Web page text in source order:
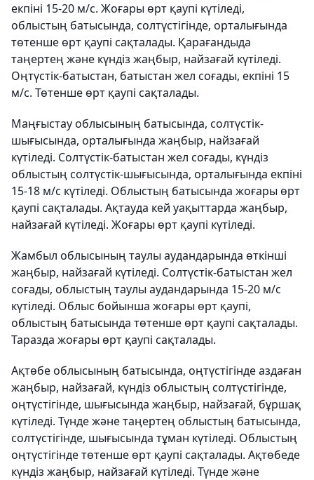
екпіні 15-20 м/с. Жоғары өрт қаупі күтіледі,
облыстың батысында, солтүстігінде, орталығында
төтенше өрт қаупі сақталады. Қарағандыда
таңертең және күндіз жаңбыр, найзағай күтіледі.
Оңтүстік-батыстан, батыстан жел соғады, екпіні 15
м/с. Төтенше өрт қаупі сақталады.
Маңғыстау облысының батысында, солтүстік-
шығысында, орталығында жаңбыр, найзағай
күтіледі. Солтүстік-батыстан жел соғады, күндіз
облыстың солтүстік-шығысында, орталығында екпіні
15-18 м/с күтіледі. Облыстың батысында жоғары өрт
қаупі сақталады. Ақтауда кей уақыттарда жаңбыр,
найзағай күтіледі. Жоғары өрт қаупі күтіледі.
Жамбыл облысының таулы аудандарында өткінші
жаңбыр, найзағай күтіледі. Солтүстік-батыстан жел
соғады, облыстың таулы аудандарында 15-20 м/с
күтіледі. Облыс бойынша жоғары өрт қаупі,
облыстың батысында төтенше өрт қаупі сақталады.
Таразда жоғары өрт қаупі сақталады.
Ақтөбе облысының батысында, оңтүстігінде аздаған
жаңбыр, найзағай, күндіз облыстың солтүстігінде,
оңтүстігінде, шығысында жаңбыр, найзағай, бұршақ
күтіледі. Түнде және таңертең облыстың батысында,
солтүстігінде, шығысында тұман күтіледі. Облыстың
оңтүстігінде төтенше өрт қаупі сақталады. Ақтөбеде
күндіз жаңбыр, найзағай күтіледі. Түнде және